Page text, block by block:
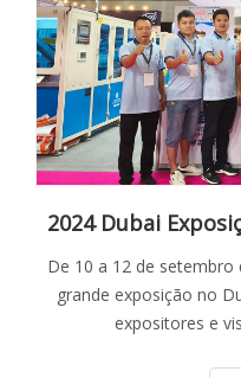
De 10 a 12 de setembro
grande exposição no
expositores e